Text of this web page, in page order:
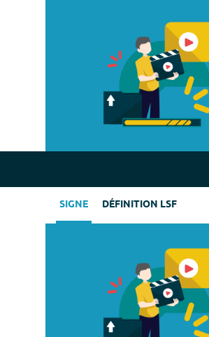
SIGNE DÉFINITION LSF